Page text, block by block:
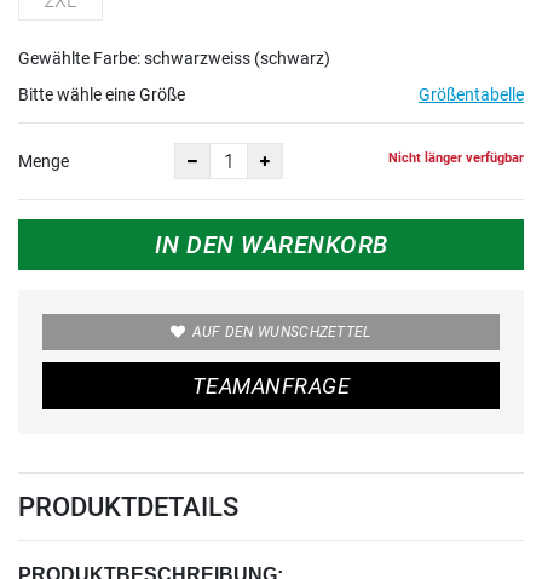
Gewählte Farbe: schwarzweiss (schwarz)
Bitte wähle eine Größe
Größentabelle
Menge Nicht länger verfügbar
IN DEN WARENKORB
AUF DEN WUNSCHZETTEL
TEAMANFRAGE
PRODUKTDETAILS